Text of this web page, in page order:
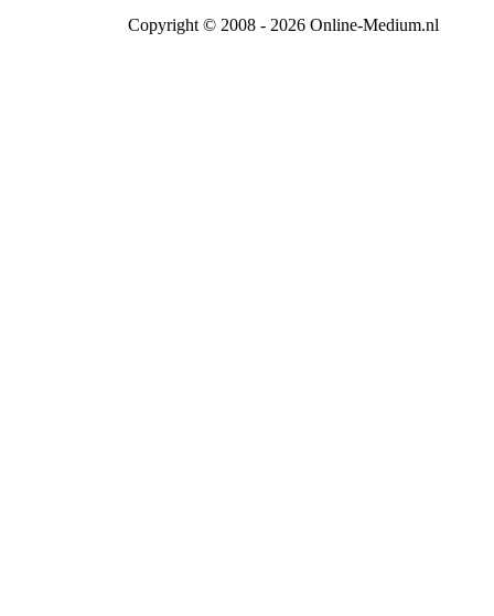
Copyright © 2008 - 2026 Online-Medium.nl